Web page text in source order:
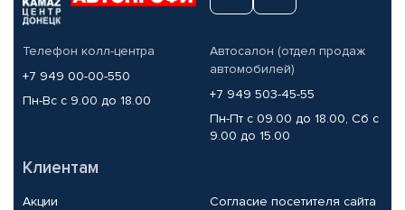
Телефон колл-центра
+7 949 00-00-550
Пн-Вс с 9.00 до 18.00
Автосалон (отдел продаж
автомобилей)
+7 949 503-45-55
Пн-Пт с 09.00 до 18.00, Сб с
9.00 до 15.00
Клиентам
Акции
Согласие посетителя сайта